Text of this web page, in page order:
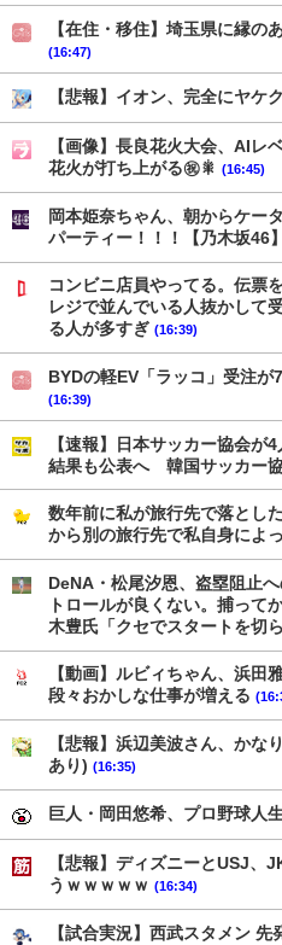
【在住・移住】埼玉県に縁の
(16:47)
【悲報】イオン、完全にヤケ
【画像】長良花火大会、AIレ
花火が打ち上がる㊗🎇 (16:45)
岡本姫奈ちゃん、朝からケー
パーティー！！！【乃木坂46】
コンビニ店員やってる。伝票
レジで並んでいる人抜かして
る人が多すぎ (16:39)
BYDの軽EV「ラッコ」受注
(16:39)
【速報】日本サッカー協会
結果も公表へ 韓国サッカー
数年前に私が旅行先で落とし
から別の旅行先で私自身によ
DeNA・松尾汐恩、盗塁阻止
トロールが良くない。捕って
木豊氏「クセでスタートを切
【動画】ルビィちゃん、浜田
段々おかしな仕事が増える
【悲報】浜辺美波さん、かな
あり) (16:35)
巨人・岡田悠希、プロ野球
【悲報】ディズニーとUSJ、
うｗｗｗｗｗ (16:34)
【試合実況】西武スタメン 先